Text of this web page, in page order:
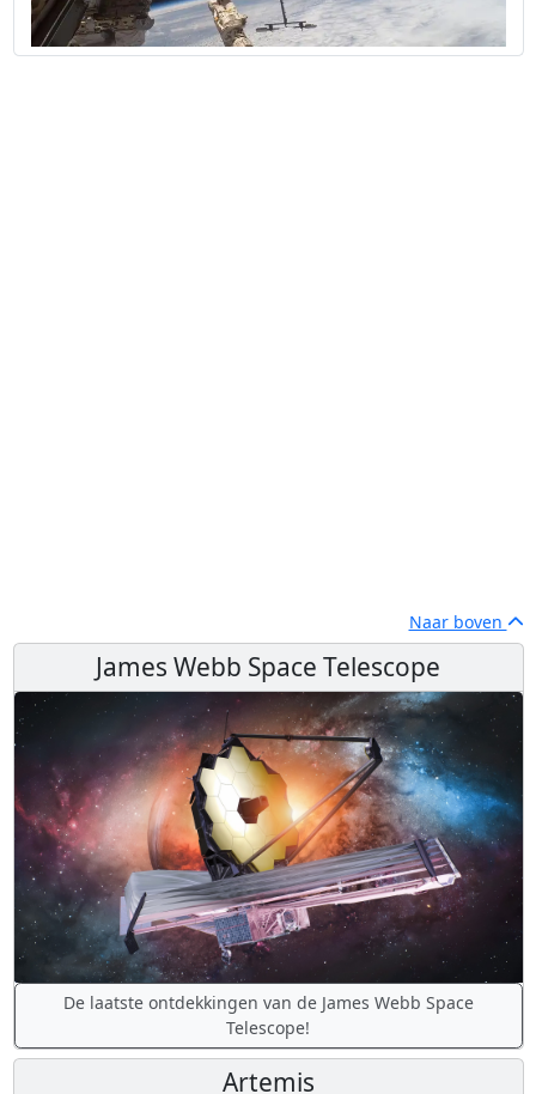
Naar boven
James Webb Space Telescope
De laatste ontdekkingen van de James Webb Space
Telescope!
Artemis